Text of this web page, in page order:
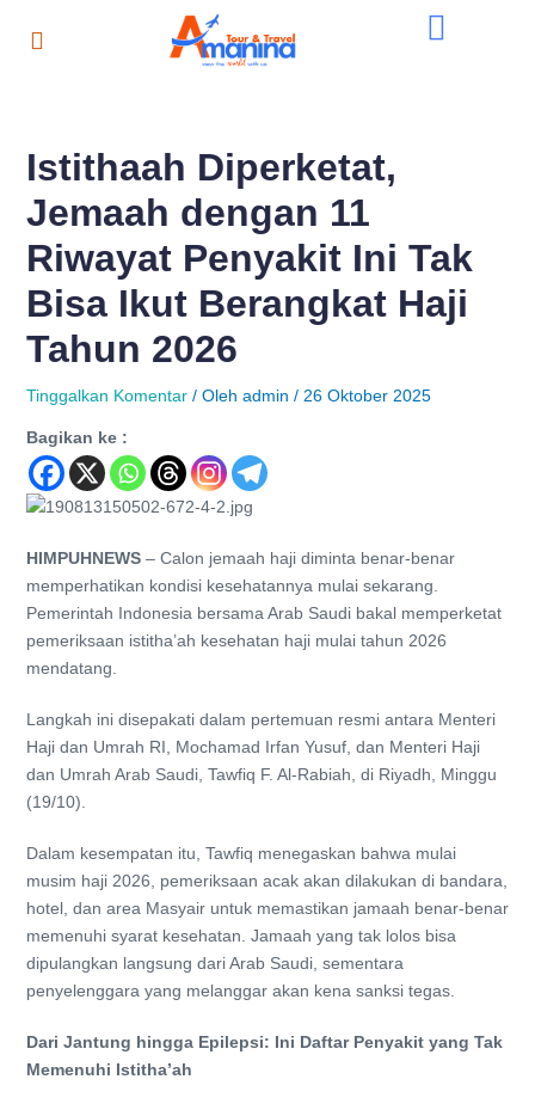
Istithaah Diperketat,
Jemaah dengan 11
Riwayat Penyakit Ini Tak
Bisa Ikut Berangkat Haji
Tahun 2026
Tinggalkan Komentar / Oleh admin / 26 Oktober 2025
Bagikan ke :
HIMPUHNEWS– Calon jemaah haji diminta benar-benar
memperhatikan kondisi kesehatannya mulai sekarang.
Pemerintah Indonesia bersama Arab Saudi bakal memperketat
pemeriksaan istitha’ah kesehatan haji mulai tahun 2026
mendatang.
Langkah ini disepakati dalam pertemuan resmi antara Menteri
Haji dan Umrah RI, Mochamad Irfan Yusuf, dan Menteri Haji
dan Umrah Arab Saudi, Tawfiq F. Al-Rabiah, di Riyadh, Minggu
(19/10).
Dalam kesempatan itu, Tawfiq menegaskan bahwa mulai
musim haji 2026, pemeriksaan acak akan dilakukan di bandara,
hotel, dan area Masyair untuk memastikan jamaah benar-benar
memenuhi syarat kesehatan. Jamaah yang tak lolos bisa
dipulangkan langsung dari Arab Saudi, sementara
penyelenggara yang melanggar akan kena sanksi tegas.
Dari Jantung hingga Epilepsi: Ini Daftar Penyakit yang Tak
Memenuhi Istitha’ah
navigation